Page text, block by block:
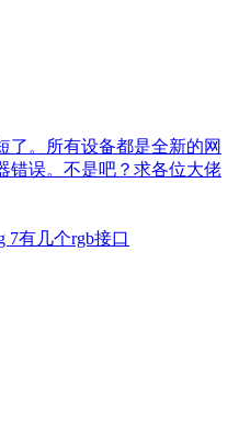
了。所有设备都是全新的网
错误。不是吧？求各位大佬
7有几个rgb接口